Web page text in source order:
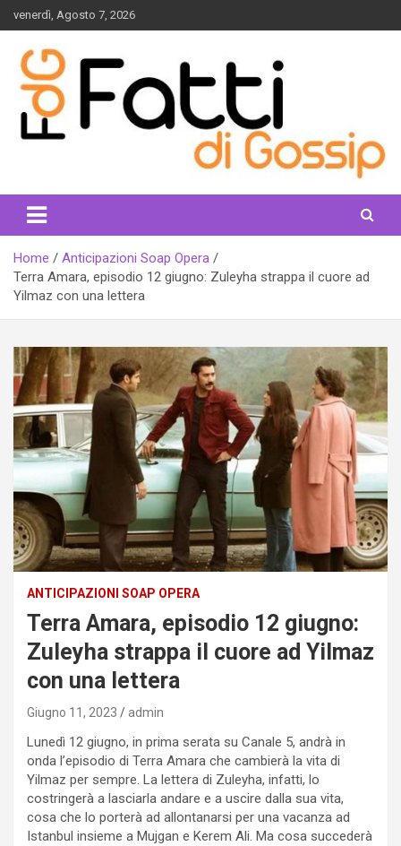
to
content
venerdì, Agosto 7, 2026
fattidigossip.com
Home
Anticipazioni Soap Opera
Terra Amara, episodio 12 giugno: Zuleyha strappa il cuore ad
Yilmaz con una lettera
ANTICIPAZIONI SOAP OPERA
Terra Amara, episodio 12 giugno:
Zuleyha strappa il cuore ad Yilmaz
con una lettera
Giugno 11, 2023 admin
Lunedì 12 giugno, in prima serata su Canale 5, andrà in
onda l’episodio di Terra Amara che cambierà la vita di
Yilmaz per sempre. La lettera di Zuleyha, infatti, lo
costringerà a lasciarla andare e a uscire dalla sua vita,
cosa che lo porterà ad allontanarsi per una vacanza ad
Istanbul insieme a Mujgan e Kerem Ali. Ma cosa succederà